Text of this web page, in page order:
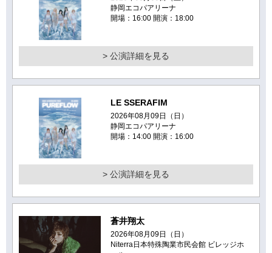
静岡エコパアリーナ
開場：16:00 開演：18:00
> 公演詳細を見る
LE SSERAFIM
2026年08月09日（日）
静岡エコパアリーナ
開場：14:00 開演：16:00
> 公演詳細を見る
蒼井翔太
2026年08月09日（日）
Niterra日本特殊陶業市民会館 ビレッジホ